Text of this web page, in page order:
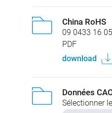
China RoHS
09 0433 16 05
PDF
download
Données
Sélectionner